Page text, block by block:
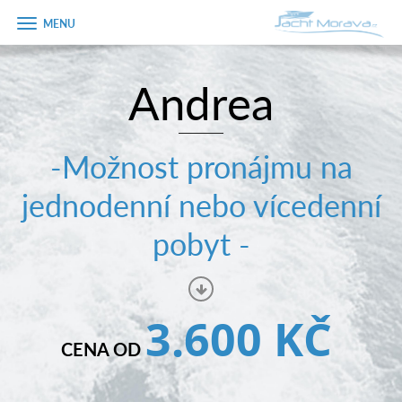
Úvodní strana
Pronájem a ceník
Plán plavby
Tipy na výlet
PRODEJ LODÍ
Zobrazit
menu
Andrea
-Možnost pronájmu na
jednodenní nebo vícedenní
pobyt -
CENA OD3.600 KČ